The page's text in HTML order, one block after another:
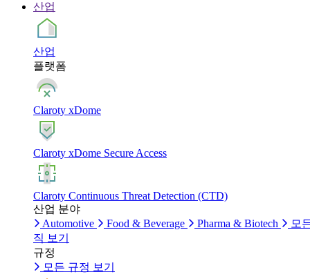
산업
산업
플랫폼
Claroty xDome
Claroty xDome Secure Access
Claroty Continuous Threat Detection (CTD)
산업 분야
Automotive
Food & Beverage Pharma & Biotech
모
직 보기
규정
모든 규정 보기